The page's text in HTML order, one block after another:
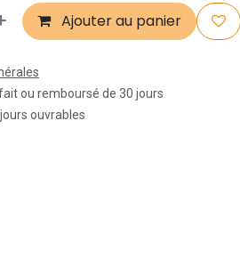
Ajouter au panier
ou remboursé de 30 jours
jours ouvrables